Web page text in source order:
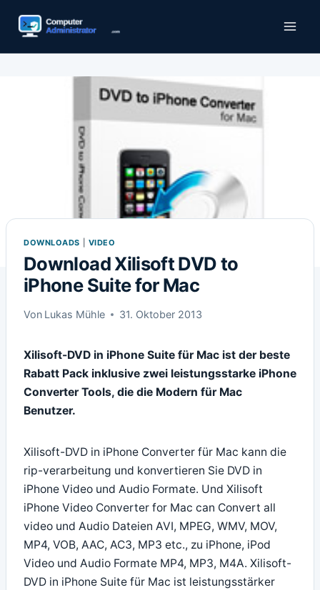
Inhalt
DOWNLOADS VIDEO
Download Xilisoft DVD to
iPhone Suite for Mac
Von Lukas Mühle 31. Oktober 2013
Xilisoft-DVD in iPhone Suite für Mac ist der beste
Rabatt Pack inklusive zwei leistungsstarke iPhone
Converter Tools, die die Modern für Mac
Benutzer.
Xilisoft-DVD in iPhone Converter für Mac kann die
rip-verarbeitung und konvertieren Sie DVD in
iPhone Video und Audio Formate. Und Xilisoft
iPhone Video Converter for Mac can Convert all
video und Audio Dateien AVI, MPEG, WMV, MOV,
MP4, VOB, AAC, AC3, MP3 etc., zu iPhone, iPod
Video und Audio Formate MP4, MP3, M4A. Xilisoft-
DVD in iPhone Suite für Mac ist leistungsstärker